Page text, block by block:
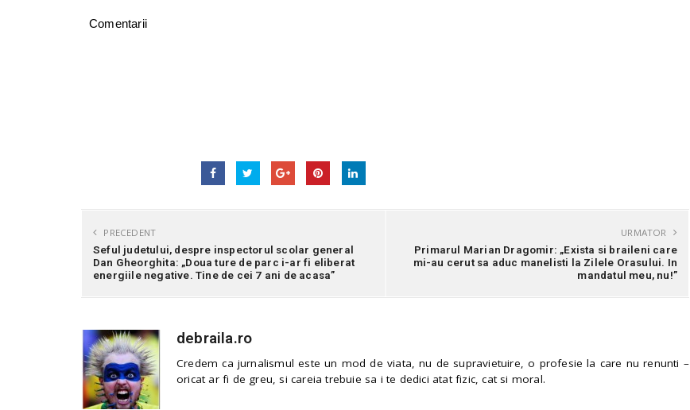
Comentarii
PRECEDENT
Seful judetului, despre inspectorul scolar general
Dan Gheorghita: „Doua ture de parc i-ar fi eliberat
energiile negative. Tine de cei 7 ani de acasa”
URMATOR
Primarul Marian Dragomir: „Exista si braileni care
mi-au cerut sa aduc manelisti la Zilele Orasului. In
mandatul meu, nu!”
debraila.ro
Credem ca jurnalismul este un mod de viata, nu de supravietuire, o profesie la care nu renunti –
oricat ar fi de greu, si careia trebuie sa i te dedici atat fizic, cat si moral.